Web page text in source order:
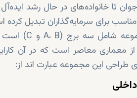
تا خانواده‌های در حال رشد
برای سرمایه‌گذاران تبدیل
از معماری معاصر است که در آن
طراحی این مجموعه عبارت اند از: